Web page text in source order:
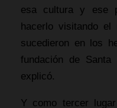
esa cultura y ese
hacerlo visitando el
sucedieron en los
fundación de Santa
explicó.
Y como tercer